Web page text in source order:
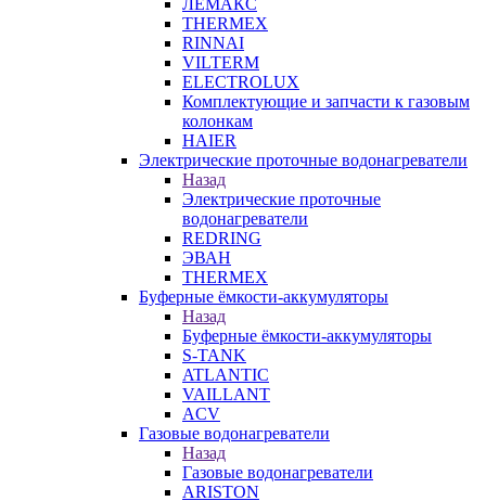
ЛЕМАКС
THERMEX
RINNAI
VILTERM
ELECTROLUX
Комплектующие и запчасти к газовым
колонкам
HAIER
Электрические проточные водонагреватели
Назад
Электрические проточные
водонагреватели
REDRING
ЭВАН
THERMEX
Буферные ёмкости-аккумуляторы
Назад
Буферные ёмкости-аккумуляторы
S-TANK
ATLANTIC
VAILLANT
ACV
Газовые водонагреватели
Назад
Газовые водонагреватели
ARISTON